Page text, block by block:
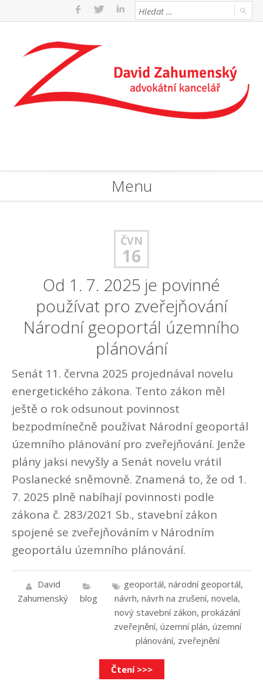
Menu
ČVN
16
Od 1. 7. 2025 je povinné
používat pro zveřejňování
Národní geoportál územního
plánování
Senát 11. června 2025 projednával novelu
energetického zákona. Tento zákon měl
ještě o rok odsunout povinnost
bezpodmínečně používat Národní geoportál
územního plánování pro zveřejňování. Jenže
plány jaksi nevyšly a Senát novelu vrátil
Poslanecké sněmovně. Znamená to, že od 1.
7. 2025 plně nabíhají povinnosti podle
zákona č. 283/2021 Sb., stavební zákon
spojené se zveřejňováním v Národním
geoportálu územního plánování.
David
Zahumenský
blog
geoportál, národní geoportál,
návrh, návrh na zrušení, novela,
nový stavební zákon, prokázání
zveřejnění, územní plán, územní
plánování, zveřejnění
Čtení >>>